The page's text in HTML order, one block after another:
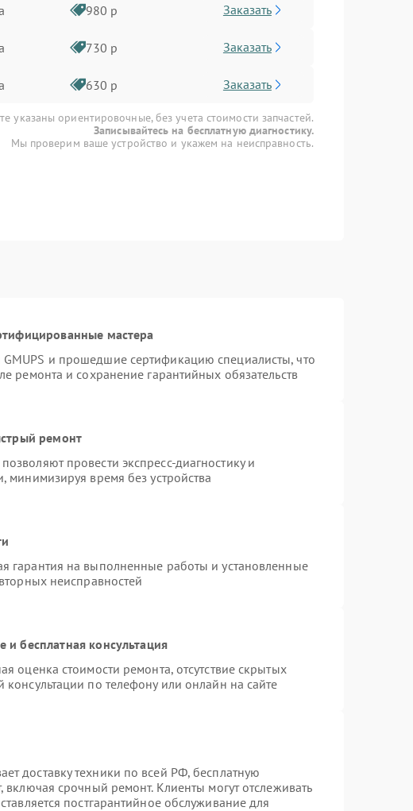
980 р Заказать
730 р Заказать
630 р Заказать
указаны ориентировочные, без учета стоимости запчастей.
Записывайтесь на бесплатную диагностику.
Мы проверим ваше устройство и укажем на неисправность.
мастера
GMUPS и прошедшие сертификацию специалисты, что
ремонта и сохранение гарантийных обязательств
ремонт
провести экспресс-диагностику и
минимизируя время без устройства
гарантия на выполненные работы и установленные
неисправностей
бесплатная консультация
оценка стоимости ремонта, отсутствие скрытых
по телефону или онлайн на сайте
доставку техники по всей РФ, бесплатную
включая срочный ремонт. Клиенты могут отслеживать
постгарантийное обслуживание для